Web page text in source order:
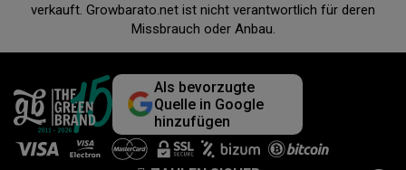
verkauft. Growbarato.net ist nicht verantwortlich für deren
Missbrauch oder Anbau.
Als bevorzugte
Quelle in Google
hinzufügen